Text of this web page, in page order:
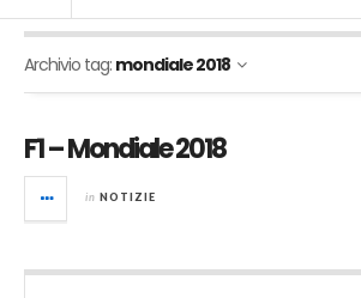
Archivio tag: mondiale 2018
F1 – Mondiale 2018
in NOTIZIE